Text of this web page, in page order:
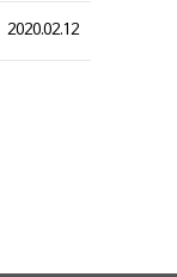
2020.02.12